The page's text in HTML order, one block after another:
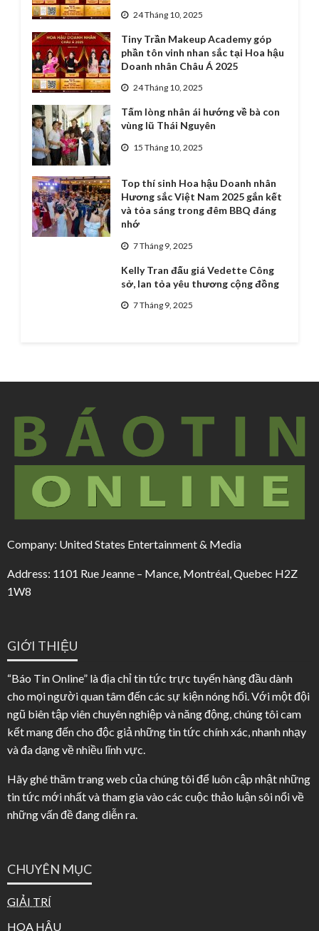
24 Tháng 10, 2025
Tiny Trần Makeup Academy góp
phần tôn vinh nhan sắc tại Hoa hậu
Doanh nhân Châu Á 2025
24 Tháng 10, 2025
Tấm lòng nhân ái hướng về bà con
vùng lũ Thái Nguyên
15 Tháng 10, 2025
Top thí sinh Hoa hậu Doanh nhân
Hương sắc Việt Nam 2025 gắn kết
và tỏa sáng trong đêm BBQ đáng
nhớ
7 Tháng 9, 2025
Kelly Tran đấu giá Vedette Công
sở, lan tỏa yêu thương cộng đồng
7 Tháng 9, 2025
Company: United States Entertainment & Media
Address: 1101 Rue Jeanne – Mance, Montréal, Quebec H2Z
1W8
GIỚI THIỆU
“Báo Tin Online” là địa chỉ tin tức trực tuyến hàng đầu dành
cho mọi người quan tâm đến các sự kiện nóng hổi. Với một đội
ngũ biên tập viên chuyên nghiệp và năng động, chúng tôi cam
kết mang đến cho độc giả những tin tức chính xác, nhanh nhạy
và đa dạng về nhiều lĩnh vực.
Hãy ghé thăm trang web của chúng tôi để luôn cập nhật những
tin tức mới nhất và tham gia vào các cuộc thảo luận sôi nổi về
những vấn đề đang diễn ra.
CHUYÊN MỤC
GIẢI TRÍ
HOA HẬU